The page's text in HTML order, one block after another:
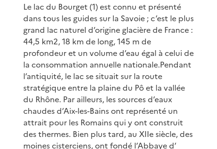
Le lac du Bourget (1) est connu et présenté
dans tous les guides sur la Savoie ; c’est le plus
grand lac naturel d’origine glacière de France :
44,5 km2, 18 km de long, 145 m de
profondeur et un volume d’eau égal à celui de
la consommation annuelle nationale.Pendant
l’antiquité, le lac se situait sur la route
stratégique entre la plaine du Pô et la vallée
du Rhône. Par ailleurs, les sources d’eaux
chaudes d’Aix-les-Bains ont représenté un
attrait pour les Romains qui y ont construit
des thermes. Bien plus tard, au XIIe siècle, des
moines cisterciens, ont fondé l’Abbaye d’